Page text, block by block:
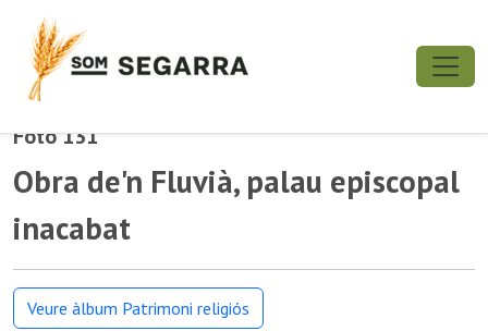
Foto 131
Obra de'n Fluvià, palau episcopal
inacabat
Veure àlbum Patrimoni religiós